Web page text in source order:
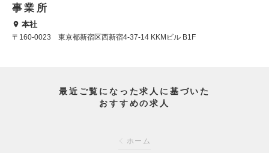
事業所
本社
〒160-0023 東京都新宿区西新宿4-37-14 KKMビル B1F
最近ご覧になった求人に基づいた
おすすめの求人
ホーム